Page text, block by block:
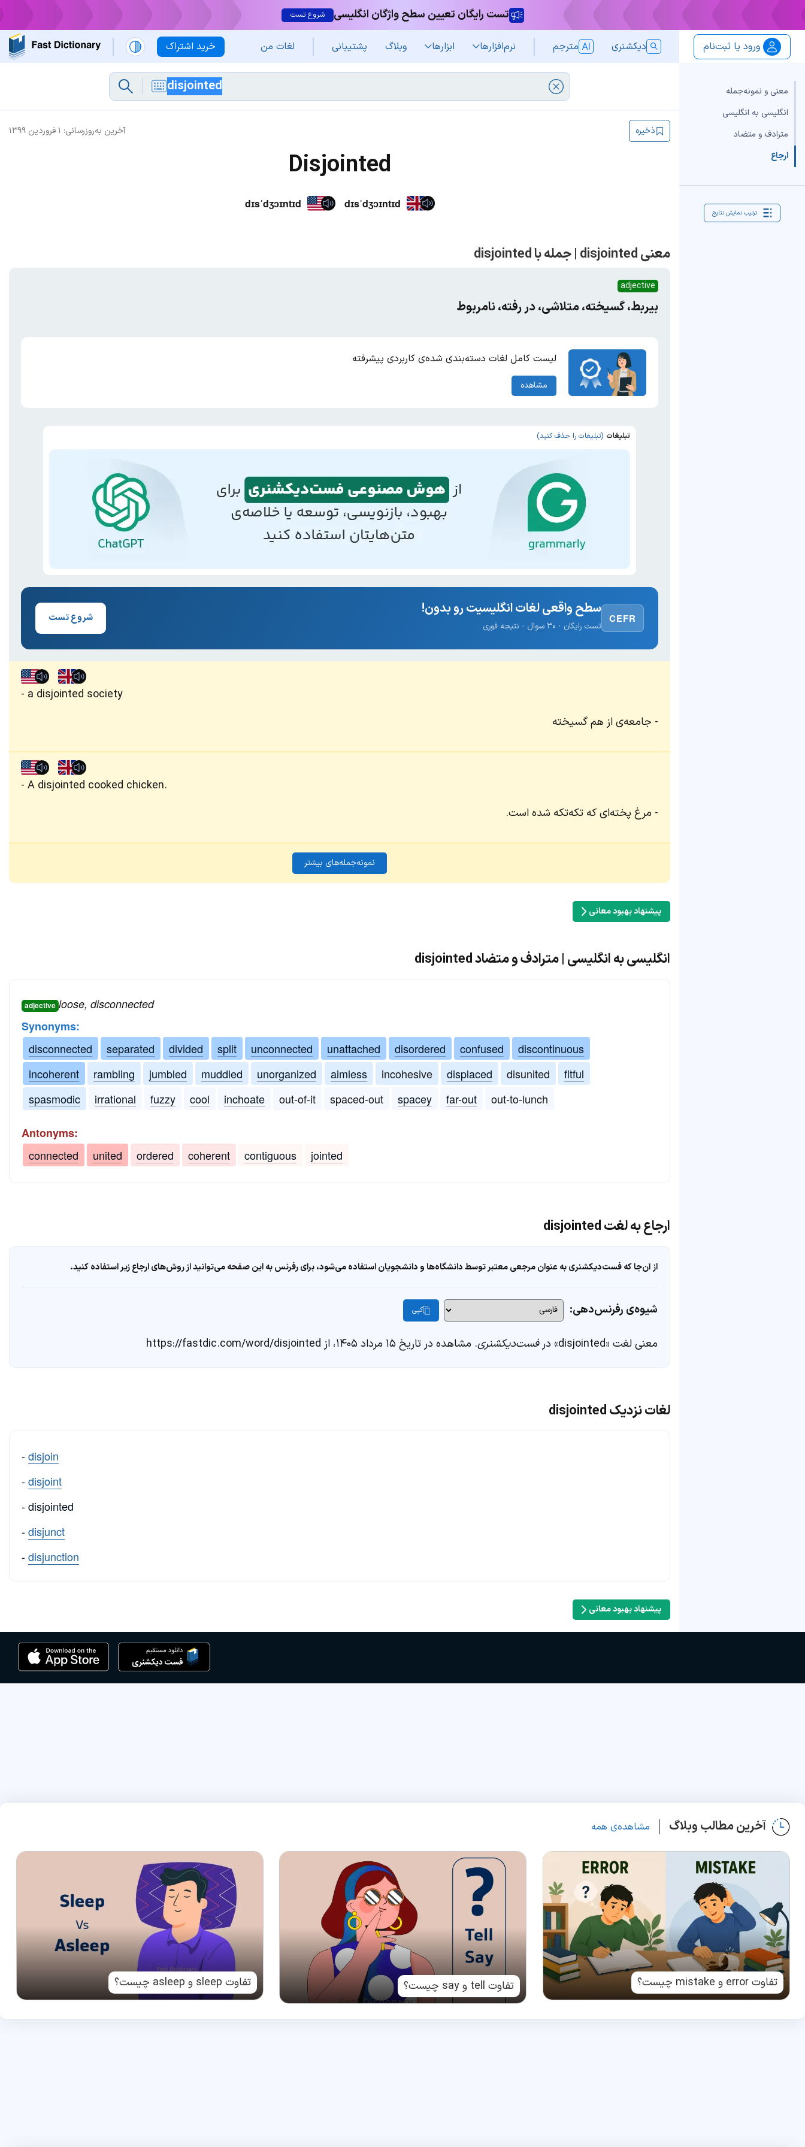
تست رایگان تعیین سطح واژگان انگلیسی شروع تست
خرید اشتراک ورود یا ثبت‌نام دیکشنری مترجم نرم‌افزار‌ها ابزارها وبلاگ پشتیبانی لغات من
معنی و نمونه‌جمله
انگلیسی به انگلیسی
مترادف و متضاد
ارجاع
ترتیب نمایش نتایج
آخرین به‌روزرسانی: ۱ فروردین ۱۳۹۹ ذخیره
Disjointed
dɪsˈdʒɔɪntɪd dɪsˈdʒɔɪntɪd
معنی disjointed | جمله با disjointed
adjective
بیربط، گسیخته، متلاشی، در رفته، نامربوط
لیست کامل لغات دسته‌بندی شده‌ی کاربردی پیشرفته
مشاهده
تبلیغات (تبلیغات را حذف کنید)
CEFR
سطح واقعی لغات انگلیسیت رو بدون!
تست رایگان · ۳۰ سوال · نتیجه فوری
شروع تست
a disjointed society
جامعه‌ی از هم گسیخته
A disjointed cooked chicken.
مرغ پخته‌ای که تکه‌تکه شده است.
نمونه‌جمله‌های بیشتر
پیشنهاد بهبود معانی
انگلیسی به انگلیسی | مترادف و متضاد disjointed
adjective loose, disconnected
Synonyms:
disconnected
separated divided split unconnected unattached disordered confused
discontinuous
incoherent
rambling jumbled muddled unorganized aimless incohesive displaced disunited
fitful
spasmodic
irrational fuzzy cool inchoate out-of-it spaced-out spacey far-out out-to-lunch
Antonyms:
connected
united ordered coherent contiguous jointed
ارجاع به لغت disjointed
از آن‌جا که فست‌دیکشنری به عنوان مرجعی معتبر توسط دانشگاه‌ها و دانشجویان استفاده می‌شود، برای رفرنس به این صفحه می‌توانید از روش‌های ارجاع زیر استفاده کنید.
شیوه‌ی رفرنس‌دهی: کپی
معنی لغت «disjointed» در فست‌دیکشنری. مشاهده در تاریخ ۱۵ مرداد ۱۴۰۵، از https://fastdic.com/word/disjointed
لغات نزدیک disjointed
-disjoin
-disjoint
- disjointed
-disjunct
-disjunction
پیشنهاد بهبود معانی
آخرین مطالب وبلاگ مشاهده‌ی همه
تفاوت error و mistake چیست؟ تفاوت tell و say چیست؟ تفاوت sleep و asleep چیست؟